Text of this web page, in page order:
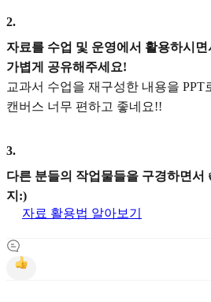
2.
자료를 수업 및 운영에서 활용하시
가볍게 공유해주세요!
교과서 수업을 재구성한 내용을 PPT
캔버스 너무 편하고 좋네요!!
3.
다른 분들의 작업물들을 구경하면서
지:)
자료 활용법 알아보기